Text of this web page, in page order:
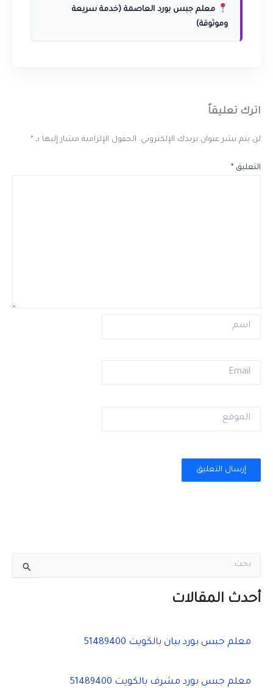
معلم جبس بورد العاصمة (خدمة سريعة
وموثوقة)
اترك تعليقاً
لن يتم نشر عنوان بريدك الإلكتروني. الحقول الإلزامية مشار إليها بـ *
التعليق *
اسم
Email
الموقع
ح
أحدث المقالات
معلم جبس بورد بيان بالكويت 51489400
معلم جبس بورد مشرف بالكويت 51489400